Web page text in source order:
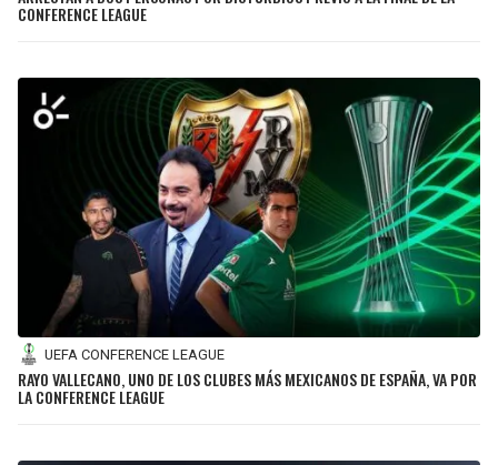
BUCCANEERS
CONFERENCE LEAGUE
UEFA CONFERENCE LEAGUE
RAYO VALLECANO, UNO DE LOS CLUBES MÁS MEXICANOS DE ESPAÑA, VA POR
LA CONFERENCE LEAGUE